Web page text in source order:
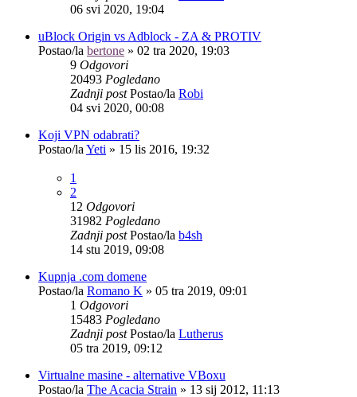
06 svi 2020, 19:04
uBlock Origin vs Adblock - ZA & PROTIV
Postao/la bertone » 02 tra 2020, 19:03
9 Odgovori
20493 Pogledano
Zadnji postPostao/la Robi
04 svi 2020, 00:08
Koji VPN odabrati?
Postao/la Yeti » 15 lis 2016, 19:32
1
2
12 Odgovori
31982 Pogledano
Zadnji postPostao/la b4sh
14 stu 2019, 09:08
Kupnja .com domene
Postao/la Romano K » 05 tra 2019, 09:01
1 Odgovori
15483 Pogledano
Zadnji postPostao/la Lutherus
05 tra 2019, 09:12
Virtualne masine - alternative VBoxu
Postao/la The Acacia Strain » 13 sij 2012, 11:13